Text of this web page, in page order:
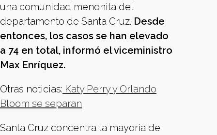
una comunidad menonita del
departamento de Santa Cruz. Desde
entonces, los casos se han elevado
a 74 en total, informó el viceministro
Max Enríquez.
Otras noticias: Katy Perry y Orlando
Bloom se separan
Santa Cruz concentra la mayoría de